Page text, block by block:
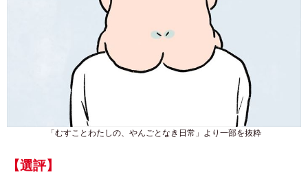
「むすことわたしの、やんごとなき日常」より一部を抜粋
【選評】